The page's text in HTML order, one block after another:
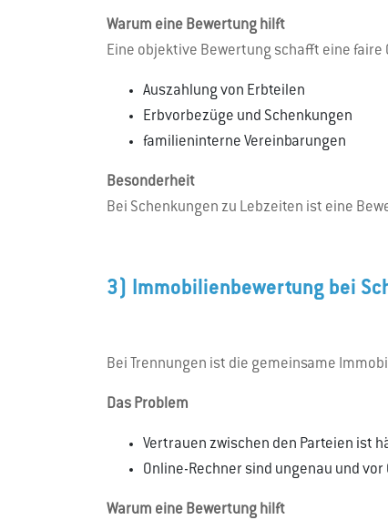
Warum eine Bewertung hilft
Eine objektive Bewertung schafft eine faire
Auszahlung von Erbteilen
Erbvorbezüge und Schenkungen
familieninterne Vereinbarungen
Besonderheit
Bei Schenkungen zu Lebzeiten ist eine
3) Immobilienbewertung bei
Bei Trennungen ist die gemeinsame
Das Problem
Vertrauen zwischen den Parteien ist
Online-Rechner sind ungenau und
Warum eine Bewertung hilft